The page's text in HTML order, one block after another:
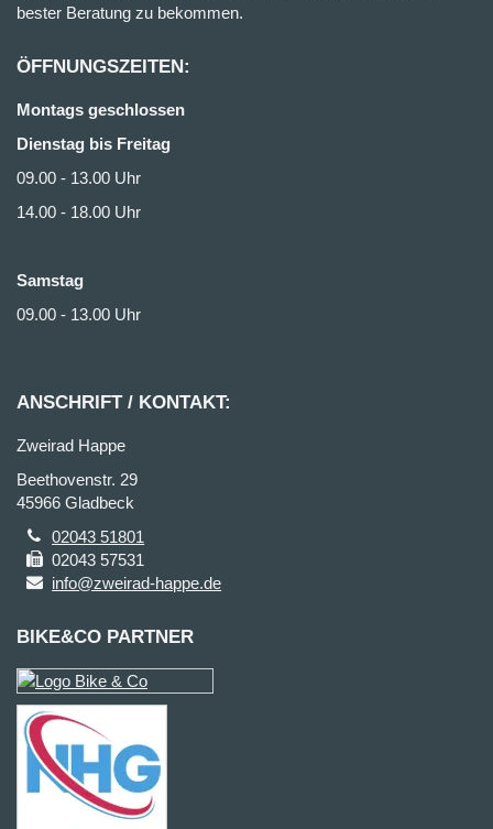
bester Beratung zu bekommen.
ÖFFNUNGSZEITEN:
Montags geschlossen
Dienstag bis Freitag
09.00 - 13.00 Uhr
14.00 - 18.00 Uhr
Samstag
09.00 - 13.00 Uhr
ANSCHRIFT / KONTAKT:
Zweirad Happe
Beethovenstr. 29
45966 Gladbeck
02043 51801
02043 57531
info@zweirad-happe.de
BIKE&CO PARTNER